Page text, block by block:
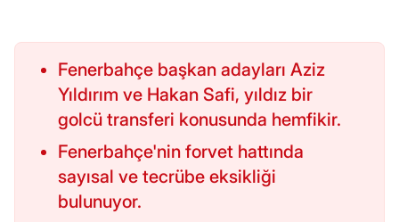
Fenerbahçe başkan adayları Aziz
Yıldırım ve Hakan Safi, yıldız bir
golcü transferi konusunda hemfikir.
Fenerbahçe'nin forvet hattında
sayısal ve tecrübe eksikliği
bulunuyor.